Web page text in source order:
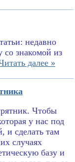
недавно
со знакомой из
далее »
Чтобы
у нас под
и сделать там
случаях
базу и